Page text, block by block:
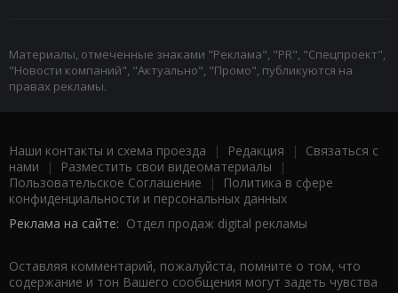
Материалы, отмеченные знаками "Реклама", "PR", "Спецпроект",
"Новости компаний", "Актуально", "Промо", публикуются на
правах рекламы.
Наши контакты и схема проезда | Редакция | Связаться с
нами | Разместить свои видеоматериалы |
Пользовательское Соглашение |
Политика в сфере
конфиденциальности и персональных данных
Реклама на сайте: Отдел продаж digital рекламы
Оставляя комментарий, пожалуйста, помните о том, что
содержание и тон Вашего сообщения могут задеть чувства